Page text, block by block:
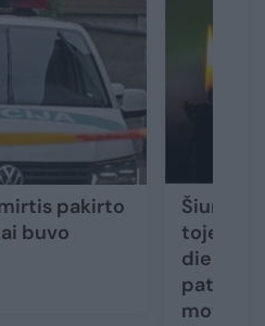
pakirto
buvo
Šiurpūs
toje
dieną
paties
moterys